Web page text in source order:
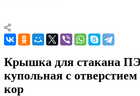
Крышка для стакана
купольная с
кор